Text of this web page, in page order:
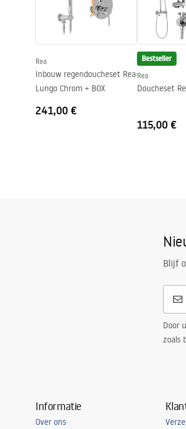
Profielmateriaal
Materiaal hanteren:
Easy Clean-coating
Afwerking van profielen
Set afdichtingen inbegrepen
Kan zonder douchebak worden
Rea
Inbouw regendoucheset Rea
Lungo Chrom + BOX
241,00 €
Bestseller
Rea
Doucheset
115,00 €
Blijf
Door
zoals
Informatie
Over ons